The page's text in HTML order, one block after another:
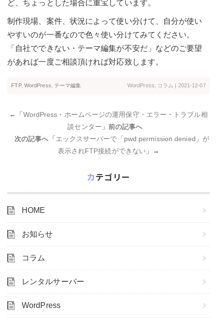
ど、ちょっとした場合に重宝しています。
制作現場、案件、状況によって使い分けて、自分が使い
やすいのが一番なので色々使い分けてみてください。
「自社でできない・テーマ編集が不安だ」などのご要望
があれば一度ご相談頂ければ対応致します。
FTP, WordPress テーマ編集 WordPress コラム | 2021-12-07
←「WordPress・ホームページの運用保守・エラー・トラブル相
談センター 」前の記事へ
次の記事へ「エックスサーバーで「pwd:permission denied」が
表示されFTP接続ができない 」→
カテゴリー
HOME
お知らせ
コラム
レンタルサーバー
WordPress